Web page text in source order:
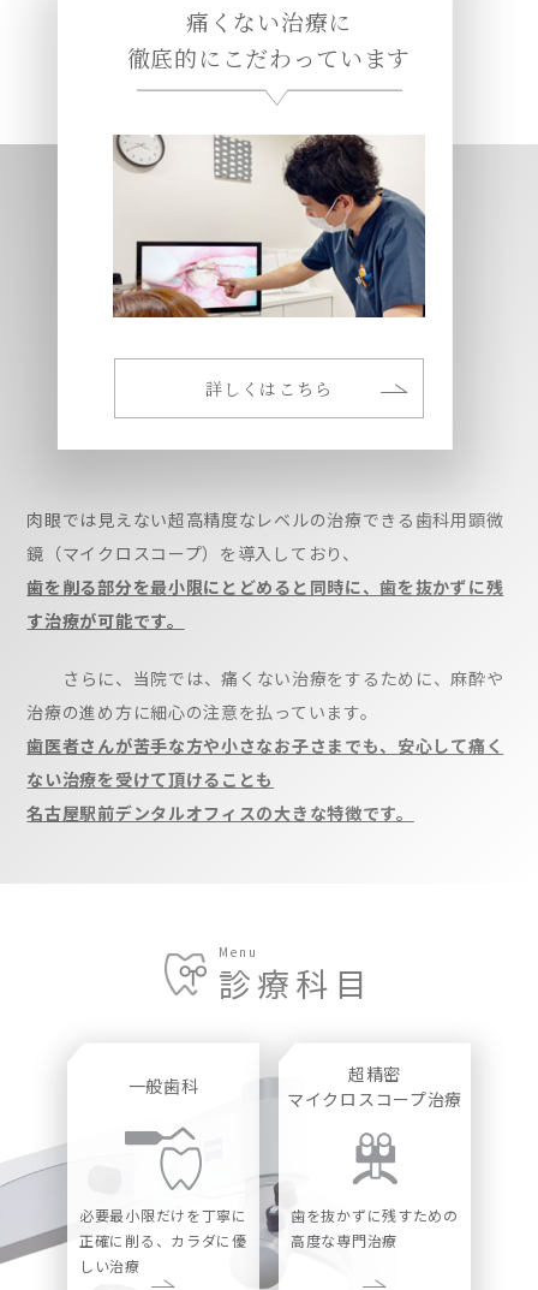
痛くない治療に
徹底的にこだわっています
詳しくはこちら
肉眼では見えない超高精度なレベルの治療できる歯科用顕微
鏡（マイクロスコープ）を導入しており、
歯を削る部分を最小限にとどめると同時に、歯を抜かずに残
す治療が可能です。
さらに、当院では、痛くない治療をするために、麻酔や
治療の進め方に細心の注意を払っています。
歯医者さんが苦手な方や小さなお子さまでも、安心して痛く
ない治療を受けて頂けることも
名古屋駅前デンタルオフィスの大きな特徴です。
Menu
診療科目
一般歯科
必要最小限だけを丁寧に
正確に削る、カラダに優
しい治療
超精密
マイクロスコープ治療
歯を抜かずに残すための
高度な専門治療